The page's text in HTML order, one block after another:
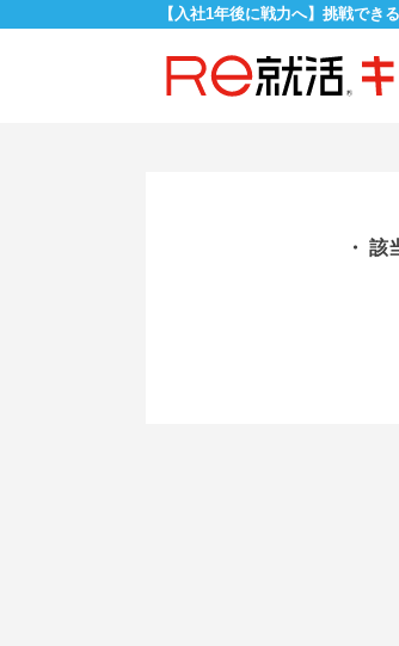
【入社1年後に戦力へ】挑戦でき
・